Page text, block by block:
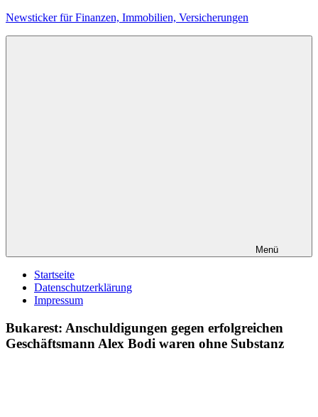
Zum
Newsticker für Finanzen, Immobilien, Versicherungen
Menü
Startseite
Datenschutzerklärung
Impressum
Bukarest: Anschuldigungen gegen erfolgreichen
Geschäftsmann Alex Bodi waren ohne Substanz